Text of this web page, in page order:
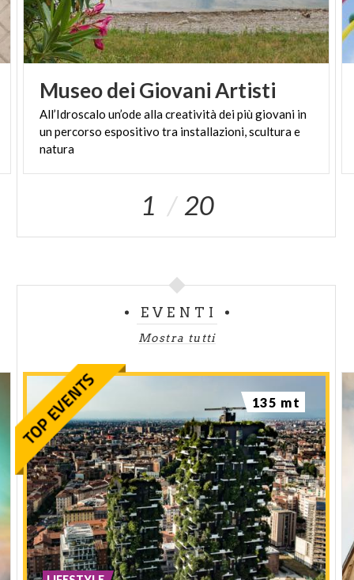
Museodei GiovaniArtisti
All’Idroscalo un’ode alla creatività dei più giovani in
un percorso espositivo tra installazioni, scultura e
natura
1 20
EVENTI
Mostra tutti
135 mt